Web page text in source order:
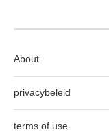
About
privacybeleid
terms of use